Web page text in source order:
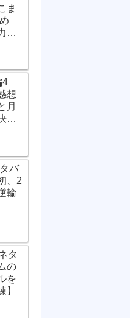
ま
至
4
想
月
バ
、2
輸
タ
の
を
】